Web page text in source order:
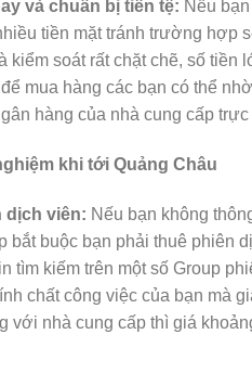
và chuẩn bị tiền tệ: Nếu
tiền mặt tránh trường hợp
kiểm soát rất chặt chẽ, số tiền
mua hàng các bạn có thể
hàng của nhà cung cấp
khi tới Quảng Châu
dịch viên: Nếu bạn không
bắt buộc bạn phải thuê phiên
tìm kiếm trên một số Group
chất công việc của bạn mà
với nhà cung cấp thì giá